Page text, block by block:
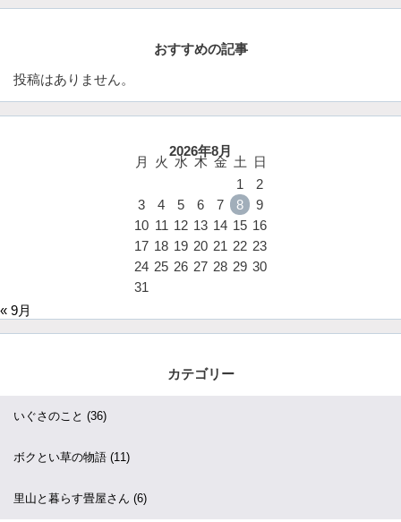
おすすめの記事
投稿はありません。
2026年8月
月 火 水 木 金 土
日
1
2
3
4 5 6 7 8
9
10 11 12 13 14 15 16
17 18 19 20 21 22 23
24 25 26 27 28 29 30
31
« 9月
カテゴリー
いぐさのこと (36)
ボクとい草の物語 (11)
里山と暮らす畳屋さん (6)